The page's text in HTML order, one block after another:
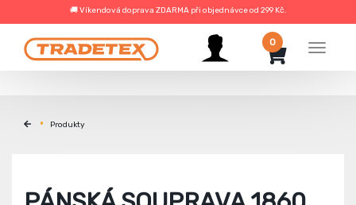
🚚 Víkendová doprava ZDARMA při objednávce od 299 Kč.
Menu
0
Produkty